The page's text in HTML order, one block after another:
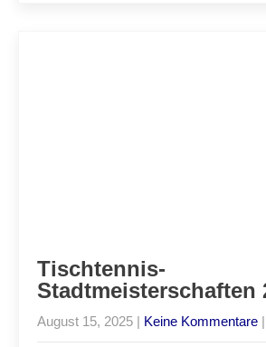
Tischtennis-
Stadtmeisterschaften
August 15, 2025 | Keine Kommentare |